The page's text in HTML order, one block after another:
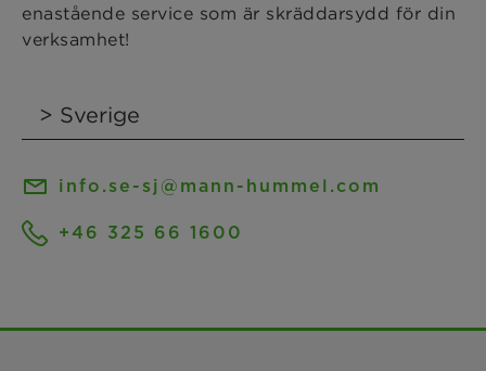
enastående service som är skräddarsydd för din
verksamhet!
info.se-sj@mann-hummel.com
+46 325 66 1600